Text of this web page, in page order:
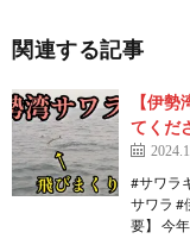
関連する記事
【伊
てくだ
#サワラ
サワラ #
要】 今